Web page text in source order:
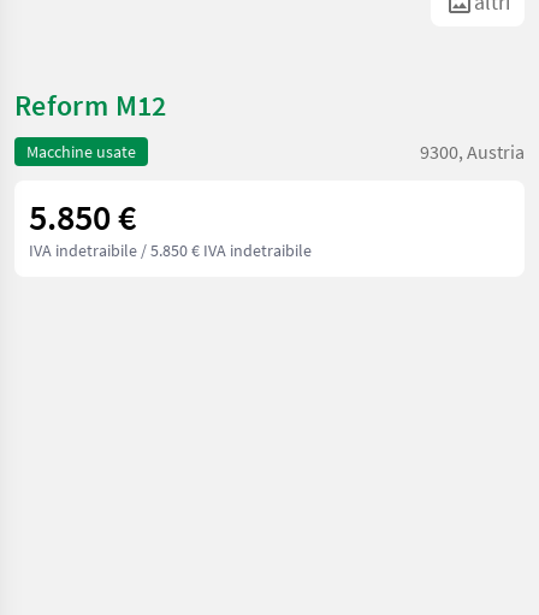
Reform M12
Macchine usate 9300, Austria
5.850 €
IVA indetraibile / 5.850 € IVA indetraibile